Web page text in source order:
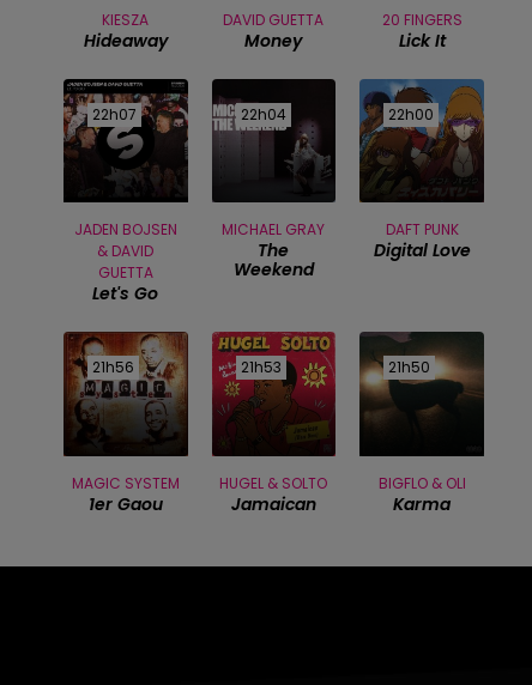
KIESZA
Hideaway
DAVID GUETTA
Money
20 FINGERS
Lick It
22h07
22h07
JADEN BOJSEN
& DAVID
GUETTA
Let's Go
22h04
22h04
MICHAEL GRAY
The
Weekend
22h00
22h00
DAFT PUNK
Digital Love
21h56
21h56
MAGIC SYSTEM
1er Gaou
21h53
21h53
HUGEL & SOLTO
Jamaican
21h50
21h50
BIGFLO & OLI
Karma